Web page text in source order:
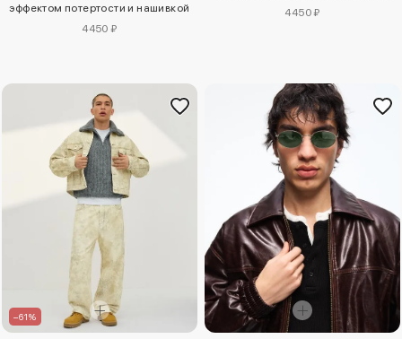
эффектом потертости и нашивкой
4450 ₽
4450 ₽
–61%